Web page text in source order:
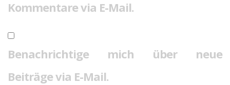
Kommentare via E-Mail.
Benachrichtige mich über neue
Beiträge via E-Mail.